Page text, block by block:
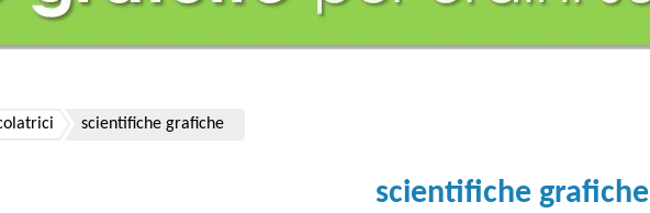
scientifiche grafiche
scientifiche grafiche